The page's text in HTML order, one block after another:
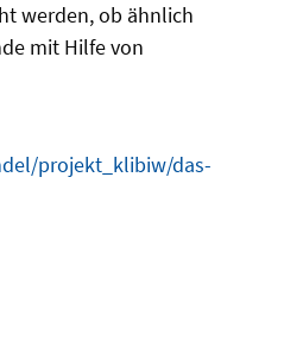
werden, ob ähnlich
mit Hilfe von
projekt_klibiw/das-